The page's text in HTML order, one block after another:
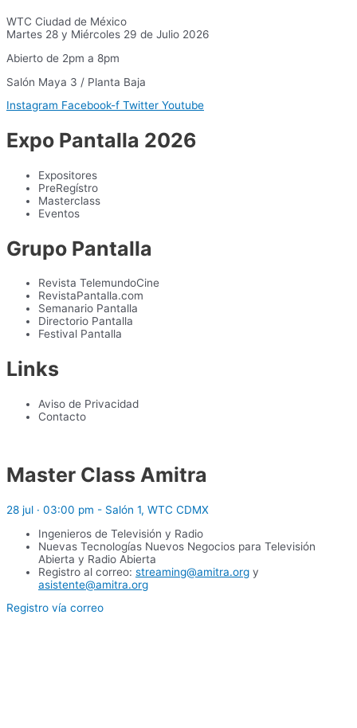
WTC Ciudad de México
Martes 28 y Miércoles 29 de Julio 2026
Abierto de 2pm a 8pm
Salón Maya 3 / Planta Baja
Instagram Facebook-f Twitter Youtube
Expo Pantalla 2026
Expositores
PreRegístro
Masterclass
Eventos
Grupo Pantalla
Revista TelemundoCine
RevistaPantalla.com
Semanario Pantalla
Directorio Pantalla
Festival Pantalla
Links
Aviso de Privacidad
Contacto
Master Class Amitra
28 jul · 03:00 pm - Salón 1, WTC CDMX
Ingenieros de Televisión y Radio
Nuevas Tecnologías Nuevos Negocios para Televisión
Abierta y Radio Abierta
Registro al correo: streaming@amitra.org y
asistente@amitra.org
Registro vía correo